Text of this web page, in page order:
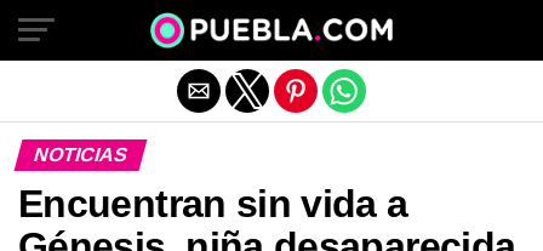
NOTICIAS
Encuentran sin vida a
Salir de la versión móvil